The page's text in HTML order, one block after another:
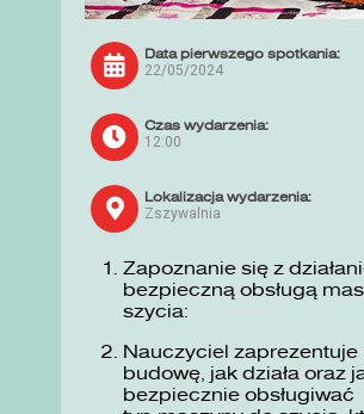
Data pierwszego spotkania:
22/05/2024
Czas wydarzenia:
12:00
Lokalizacja wydarzenia:
Zszywalnia
Zapoznanie się z
bezpieczną obsługą
szycia:
Nauczyciel
budowę, jak działa oraz
bezpiecznie